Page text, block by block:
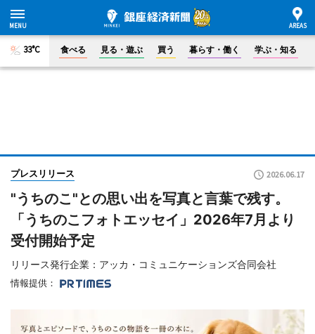
33°C 食べる 見る・遊ぶ 買う 暮らす・働く 学ぶ・知る
プレスリリース 2026.06.17
"うちのこ"との思い出を写真と言葉で残す。
「うちのこフォトエッセイ」2026年7月より
受付開始予定
リリース発行企業：アッカ・コミュニケーションズ合同会社
情報提供：